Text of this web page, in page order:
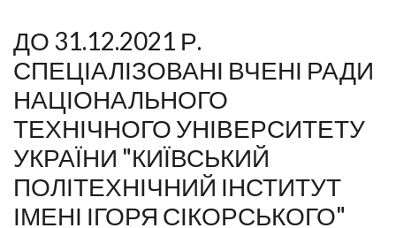
ДО 31.12.2021 Р.
СПЕЦІАЛІЗОВАНІ ВЧЕНІ РАДИ
НАЦІОНАЛЬНОГО
ТЕХНІЧНОГО УНІВЕРСИТЕТУ
УКРАЇНИ "КИЇВСЬКИЙ
ПОЛІТЕХНІЧНИЙ ІНСТИТУТ
ІМЕНІ ІГОРЯ СІКОРСЬКОГО"